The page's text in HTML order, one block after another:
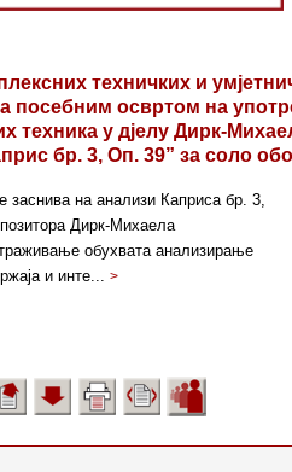
техничких и
посебним освртом на
техника у дјелу Дирк-
бр. 3, Оп. 39” за соло
заснива на анализи Каприса бр. 3,
Дирк-Михаела
обухвата анализирање
и инте... >